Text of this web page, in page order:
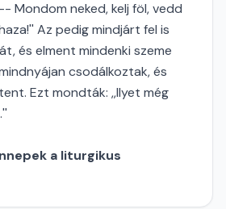
Mondom neked, kelj föl, vedd
Az pedig mindjárt fel is
és elment mindenki szeme
csodálkoztak, és
Ezt mondták: ,,Ilyet még
a liturgikus